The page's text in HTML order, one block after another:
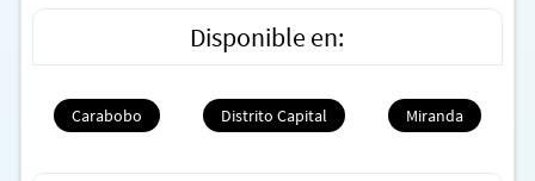
Disponible en:
Carabobo Distrito Capital Miranda